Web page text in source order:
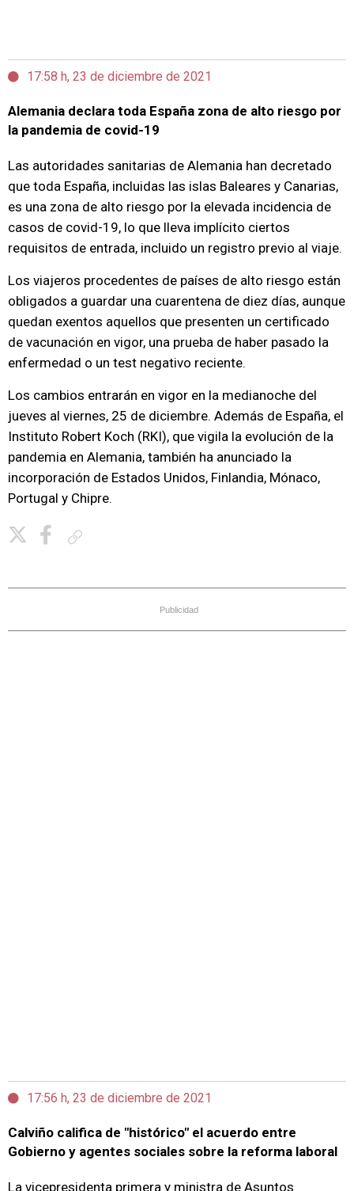
17:58 h, 23 de diciembre de 2021
Alemania declara toda España zona de alto riesgo por
la pandemia de covid-19
Las autoridades sanitarias de Alemania han decretado
que toda España, incluidas las islas Baleares y Canarias,
es una zona de alto riesgo por la elevada incidencia de
casos de covid-19, lo que lleva implícito ciertos
requisitos de entrada, incluido un registro previo al viaje.
Los viajeros procedentes de países de alto riesgo están
obligados a guardar una cuarentena de diez días, aunque
quedan exentos aquellos que presenten un certificado
de vacunación en vigor, una prueba de haber pasado la
enfermedad o un test negativo reciente.
Los cambios entrarán en vigor en la medianoche del
jueves al viernes, 25 de diciembre. Además de España, el
Instituto Robert Koch (RKI), que vigila la evolución de la
pandemia en Alemania, también ha anunciado la
incorporación de Estados Unidos, Finlandia, Mónaco,
Portugal y Chipre.
Publicidad
17:56 h, 23 de diciembre de 2021
Calviño califica de "histórico" el acuerdo entre
Gobierno y agentes sociales sobre la reforma laboral
La vicepresidenta primera y ministra de Asuntos